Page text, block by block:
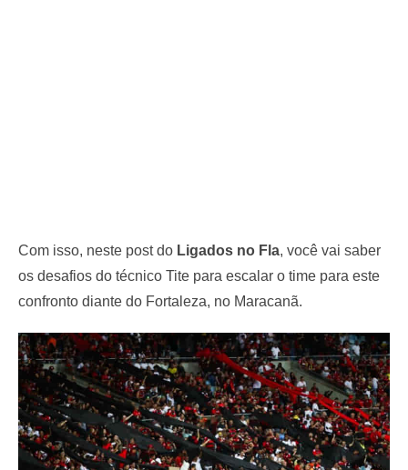
Com isso, neste post do Ligados no Fla, você vai saber
os desafios do técnico Tite para escalar o time para este
confronto diante do Fortaleza, no Maracanã.